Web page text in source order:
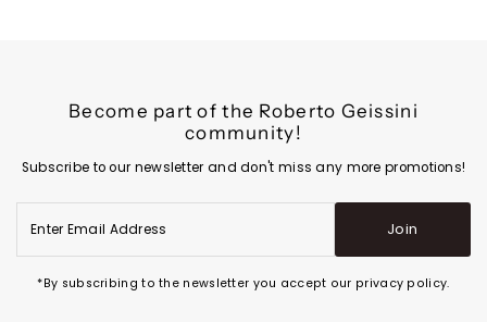
Become part of the Roberto Geissini
community!
Subscribe to our newsletter and don't miss any more promotions!
Email
Address
Join
*By subscribing to the newsletter you accept our privacy policy.